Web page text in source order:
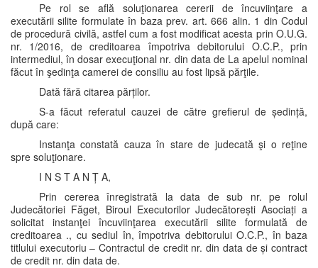
Pe rol se află soluţionarea cererii de încuviinţare a
executării silite formulate în baza prev. art. 666 alin. 1 din Codul
de procedură civilă, astfel cum a fost modificat acesta prin O.U.G.
nr. 1/2016, de creditoarea împotriva debitorului O.C.P., prin
intermediul, în dosar execuţional nr. din data de La apelul nominal
făcut în şedinţa camerei de consiliu au fost lipsă părţile.
Dată fără citarea părților.
S-a făcut referatul cauzei de către grefierul de ședință,
după care:
Instanţa constată cauza în stare de judecată şi o reţine
spre soluţionare.
I N S T A N Ț A,
Prin cererea înregistrată la data de sub nr. pe rolul
Judecătoriei Făget, Biroul Executorilor Judecătorești Asociați a
solicitat instanţei încuviinţarea executării silite formulată de
creditoarea ., cu sediul în, împotriva debitorului O.C.P., în baza
titlului executoriu – Contractul de credit nr. din data de și contract
de credit nr. din data de.